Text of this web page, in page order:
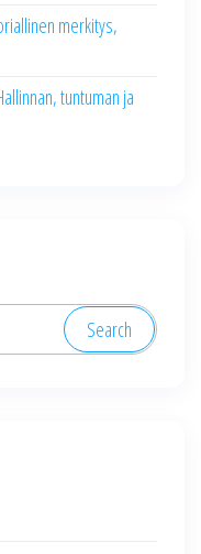
merkitys,
tuntuman ja